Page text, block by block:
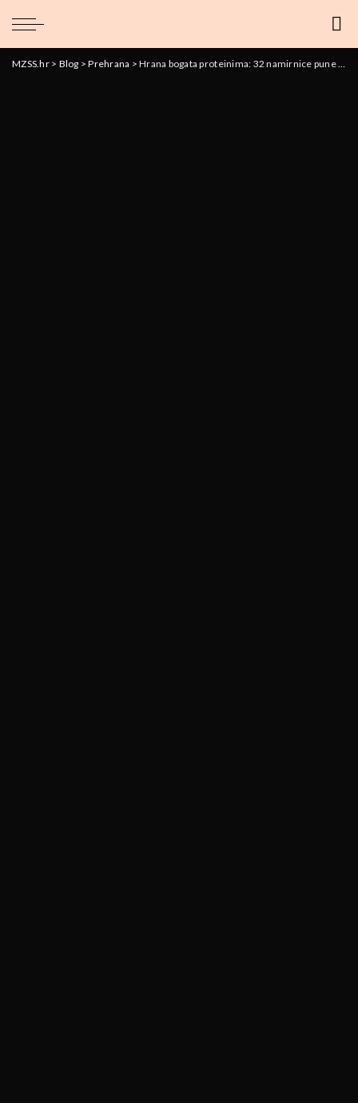
MZSS.hr> Blog >Prehrana >Hrana bogata proteinima: 32 namirnice pune proteina